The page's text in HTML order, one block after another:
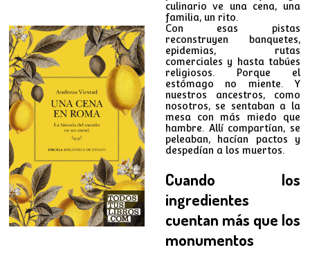
culinario ve una cena, una
familia, un rito.
Con esas pistas
reconstruyen banquetes,
epidemias, rutas
comerciales y hasta tabúes
religiosos. Porque el
estómago no miente. Y
nuestros ancestros, como
nosotros, se sentaban a la
mesa con más miedo que
hambre. Allí compartían, se
peleaban, hacían pactos y
despedían a los muertos.
Cuando los
ingredientes
cuentan más que los
monumentos